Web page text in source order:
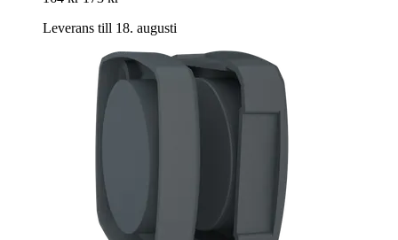
Leverans till 18. augusti